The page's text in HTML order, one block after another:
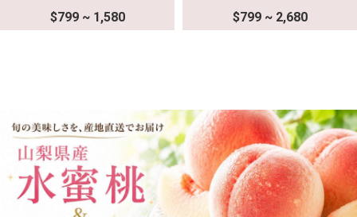
$799 ~ 1,580 $799 ~ 2,680